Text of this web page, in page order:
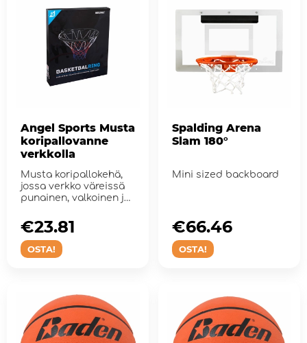
Angel Sports Musta
koripallovanne
verkkolla
Musta koripallokehä,
jossa verkko väreissä
punainen, valkoinen ja
OSTA!
€23.81
Spalding Arena
Slam 180°
Mini sized backboard
OSTA!
€66.46